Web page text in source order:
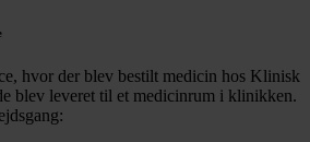
hvor der blev bestilt medicin hos Klinisk
blev leveret til et medicinrum i klinikken.